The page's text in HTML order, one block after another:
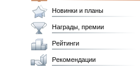
Новинки и планы
Награды, премии
Рейтинги
Рекомендации